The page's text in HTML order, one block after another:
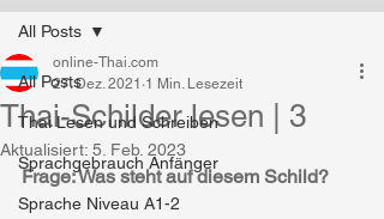
All Posts
Thai Lesen und Schreiben
Sprachgebrauch Anfänger
Sprache Niveau A1-2
All Posts
Thai-Schilder lesen | 3
online-Thai.com
27. Dez. 2021 1 Min. Lesezeit
Aktualisiert: 5. Feb. 2023
Frage: Was steht auf diesem Schild?